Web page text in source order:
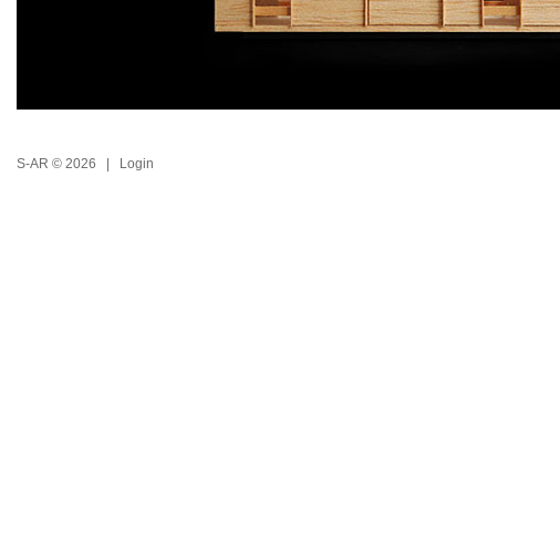
S-AR © 2026 | Login